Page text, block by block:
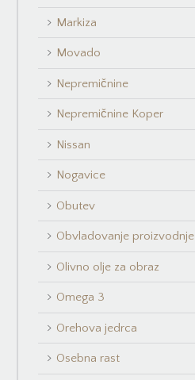
Markiza
Movado
Nepremičnine
Nepremičnine Koper
Nissan
Nogavice
Obutev
Obvladovanje proizvodnje
Olivno olje za obraz
Omega 3
Orehova jedrca
Osebna rast